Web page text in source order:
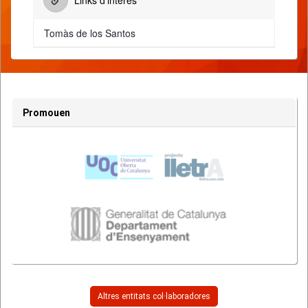
Tomàs de los Santos
Promouen
Altres entitats col·laboradores